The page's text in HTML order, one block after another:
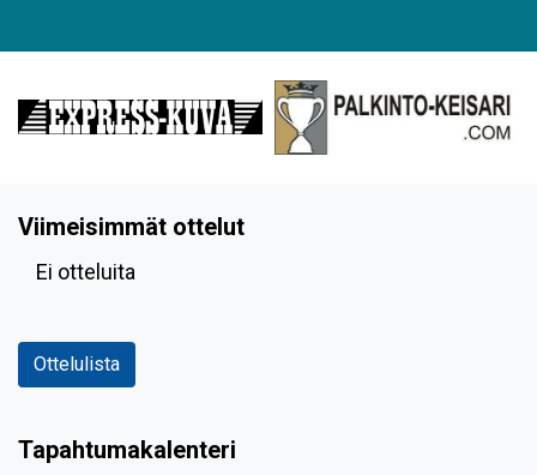
Viimeisimmät ottelut
Ei otteluita
Ottelulista
Tapahtumakalenteri